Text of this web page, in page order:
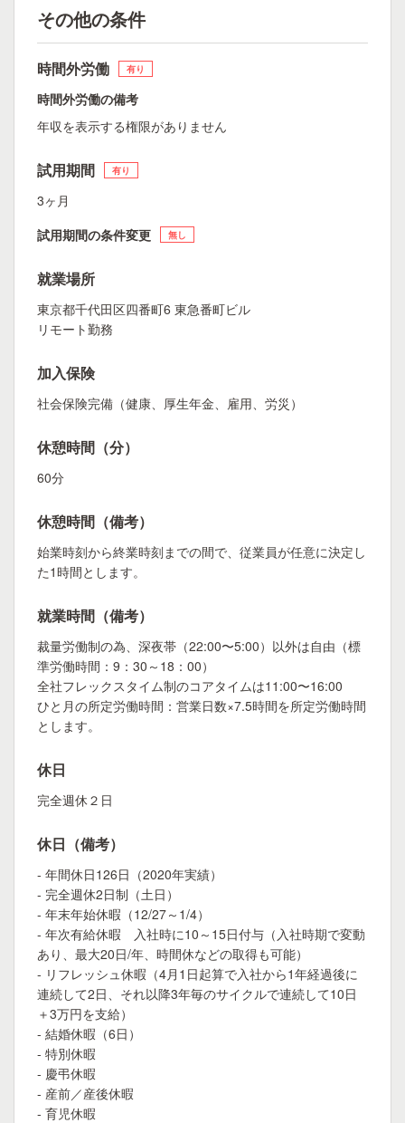
その他の条件
時間外労働 有り
時間外労働の備考
年収を表示する権限がありません
試用期間 有り
3ヶ月
試用期間の条件変更
無し
就業場所
東京都千代田区四番町6 東急番町ビル
リモート勤務
加入保険
社会保険完備（健康、厚生年金、雇用、労災）
休憩時間（分）
60分
休憩時間（備考）
始業時刻から終業時刻までの間で、従業員が任意に決定し
た1時間とします。
就業時間（備考）
裁量労働制の為、深夜帯（22:00〜5:00）以外は自由（標
準労働時間：9：30～18：00）
全社フレックスタイム制のコアタイムは11:00〜16:00
ひと月の所定労働時間：営業日数×7.5時間を所定労働時間
とします。
休日
完全週休２日
休日（備考）
- 年間休日126日（2020年実績）
- 完全週休2日制（土日）
- 年末年始休暇（12/27～1/4）
- 年次有給休暇 入社時に10～15日付与（入社時期で変動
あり、最大20日/年、時間休などの取得も可能）
- リフレッシュ休暇（4月1日起算で入社から1年経過後に
連続して2日、それ以降3年毎のサイクルで連続して10日
＋3万円を支給）
- 結婚休暇（6日）
- 特別休暇
- 慶弔休暇
- 産前／産後休暇
- 育児休暇